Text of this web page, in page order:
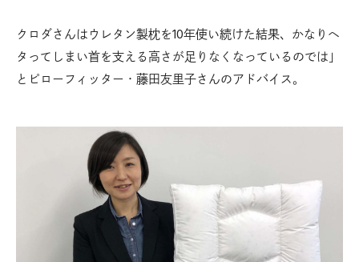
クロダさんはウレタン製枕を10年使い続けた結果、かなりヘ
タってしまい首を支える高さが足りなくなっているのでは」
とピローフィッター・藤田友里子さんのアドバイス。